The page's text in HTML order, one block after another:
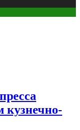
кузнечно-